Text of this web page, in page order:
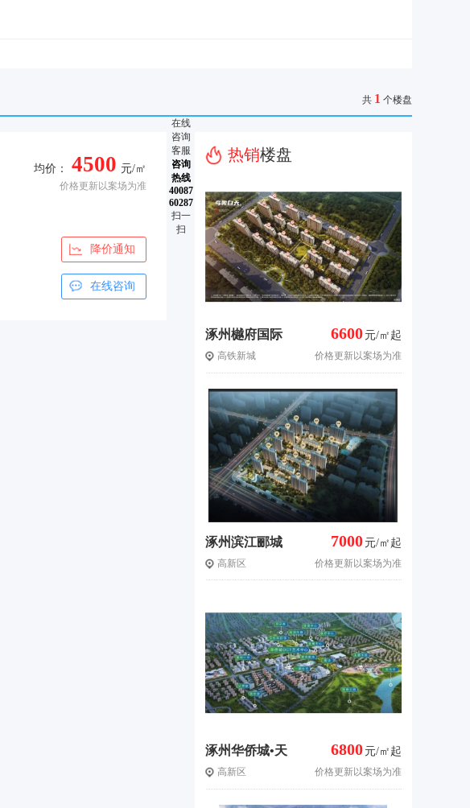
共 1 个楼盘
元/㎡
4500
均价：
价格更新以案场为准
降价通知
在线咨询
热销楼盘
涿州樾府国际 元/㎡起
6600
高铁新城 价格更新以案场为准
涿州滨江郦城 元/㎡起
7000
高新区 价格更新以案场为准
涿州华侨城•天
鹅堡
元/㎡起
6800
高新区 价格更新以案场为准
在线
咨询
客服
咨询
热线
40087
60287
扫一
扫